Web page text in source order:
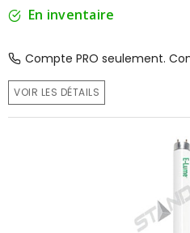
En inventaire
Compte PRO seulement.
VOIR LES DÉTAILS